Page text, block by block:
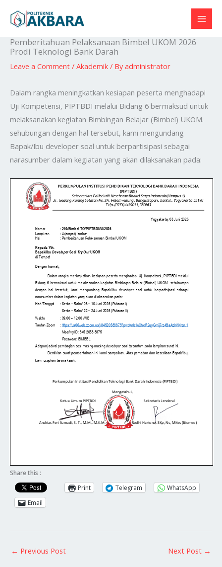
Pemberitahuan Pelaksanaan Bimbel UKOM 2026
Prodi Teknologi Bank Darah
Leave a Comment / Akademik / Byadministrator
Dalam rangka meningkatkan kesiapan peserta menghadapi
Uji Kompetensi, PIPTBDI melalui Bidang 6 bermaksud untuk
melaksanakan kegiatan Bimbingan Belajar (Bimbel) UKOM.
sehubungan dengan hal tersebut, kami mengundang
Bapak/Ibu developer soal untuk berpartisipasi sebagai
narasumber dalam kegiatan yang akan dilaksanakan pada:
Share this :
Print
Telegram
WhatsApp
Email
← Previous Post Next Post →